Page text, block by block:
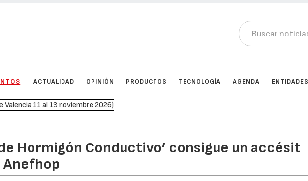
ACTUALIDAD OPINIÓN PRODUCTOS TECNOLOGÍA AGENDA ENTIDADES
Hormigón Conductivo’ consigue un accésit
Anefhop